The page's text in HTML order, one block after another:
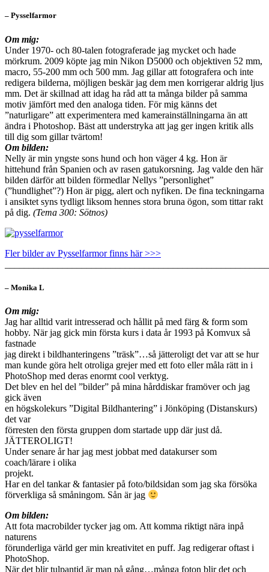
– Pysselfarmor
Om mig:
Under 1970- och 80-talen fotograferade jag mycket och hade
mörkrum. 2009 köpte jag min Nikon D5000 och objektiven 52 mm,
macro, 55-200 mm och 500 mm. Jag gillar att fotografera och inte
redigera bilderna, möjligen beskär jag dem men korrigerar aldrig ljus
mm. Det är skillnad att idag ha råd att ta många bilder på samma
motiv jämfört med den analoga tiden. För mig känns det
”naturligare” att experimentera med kamerainställningarna än att
ändra i Photoshop. Bäst att understryka att jag ger ingen kritik alls
till dig som gillar tvärtom!
Om bilden:
Nelly är min yngste sons hund och hon väger 4 kg. Hon är
hittehund från Spanien och av rasen gatukorsning. Jag valde den här
bilden därför att bilden förmedlar Nellys ”personlighet”
(”hundlighet”?) Hon är pigg, alert och nyfiken. De fina teckningarna
i ansiktet syns tydligt liksom hennes stora bruna ögon, som tittar rakt
på dig. (Tema 300: Sötnos)
Fler bilder av Pysselfarmor finns här >>>
– Monika L
Om mig:
Jag har alltid varit intresserad och hållit på med färg & form som
hobby. När jag gick min första kurs i data år 1993 på Komvux så
fastnade
jag direkt i bildhanteringens ”träsk”…så jätteroligt det var att se hur
man kunde göra helt otroliga grejer med ett foto eller måla rätt in i
PhotoShop med deras enormt cool verktyg.
Det blev en hel del ”bilder” på mina hårddiskar framöver och jag
gick även
en högskolekurs ”Digital Bildhantering” i Jönköping (Distanskurs)
det var
förresten den första gruppen dom startade upp där just då.
JÄTTEROLIGT!
Under senare år har jag mest jobbat med datakurser som
coach/lärare i olika
projekt.
Har en del tankar & fantasier på foto/bildsidan som jag ska försöka
förverkliga så småningom. Sån är jag
Om bilden:
Att fota macrobilder tycker jag om. Att komma riktigt nära inpå
naturens
förunderliga värld ger min kreativitet en puff. Jag redigerar oftast i
PhotoShop.
När det blir tulpantid är man på gång…många foton blir det och